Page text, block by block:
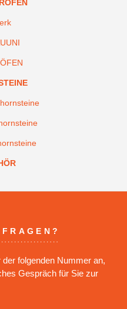
folgenden Nummer an,
Gespräch für Sie zur